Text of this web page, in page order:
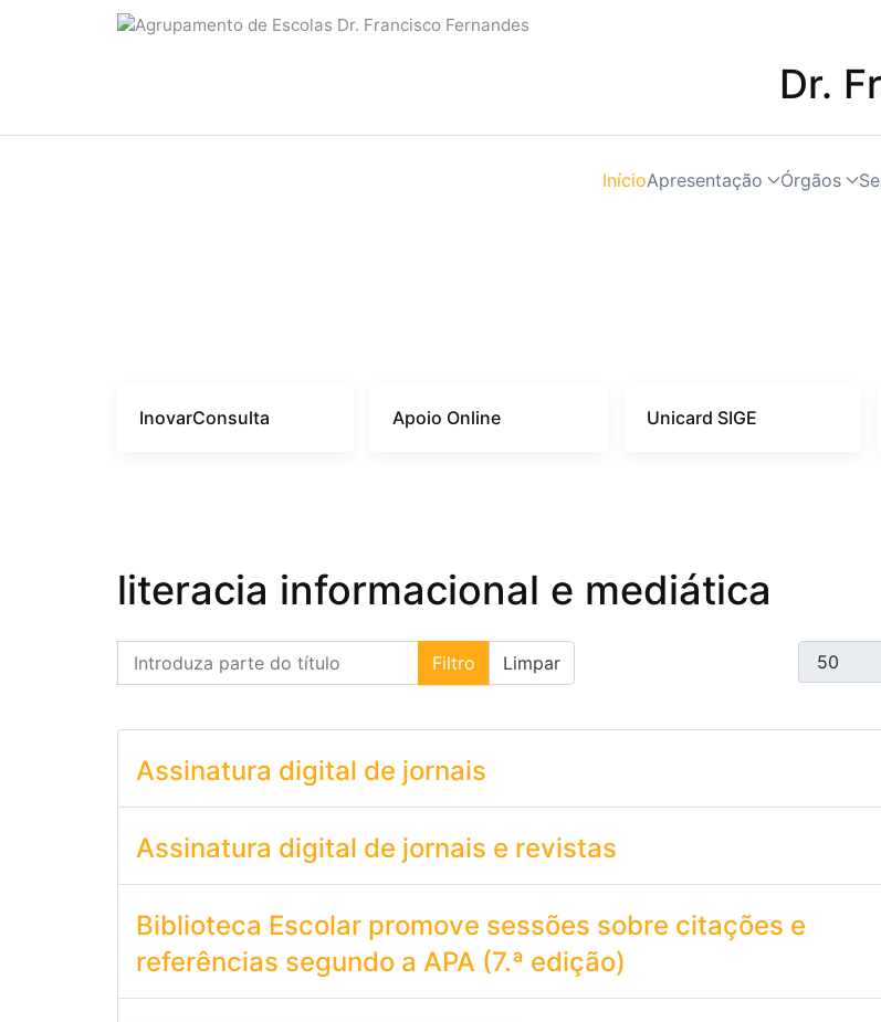
Dr.
InícioApresentação Órgãos
InovarConsulta Apoio Online Unicard SIGE
literacia informacional e mediática
Introduza parte do título Filtro Limpar Qtd. a
Assinatura digital de jornais
Assinatura digital de jornais e revistas
Biblioteca Escolar promove sessões sobre citações e
referências segundo a APA (7.ª edição)